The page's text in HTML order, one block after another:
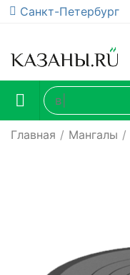
Санкт-Петербург
Главная / Мангалы /